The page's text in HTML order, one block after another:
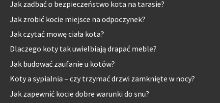
Jak zadbać o bezpieczeństwo kota na tarasie?
Jak zrobić kocie miejsce na odpoczynek?
Jak czytać mowę ciała kota?
Dlaczego koty tak uwielbiają drapać meble?
Jak budować zaufanie u kotów?
Koty a sypialnia – czy trzymać drzwi zamknięte w nocy?
Jak zapewnić kocie dobre warunki do snu?